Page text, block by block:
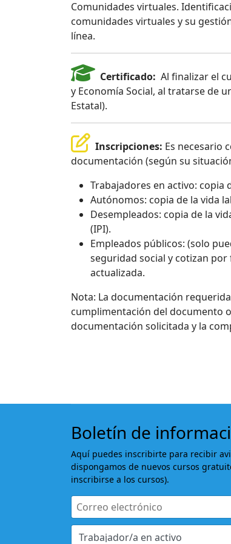
Comunidades virtuales.
comunidades virtuales y su
línea.
Certificado: Al finalizar el
y Economía Social, al tratarse de
Estatal).
Inscripciones: Es necesario
documentación (según su
Trabajadores en activo: copia
Autónomos: copia de la vida
Desempleados: copia de la
(IPI).
Empleados públicos: (solo
seguridad social y cotizan
actualizada.
Nota: La documentación
cumplimentación del documento
documentación solicitada y la
Boletín de
Aquí puedes inscribirte para recibir
dispongamos de nuevos cursos
inscribirse a los cursos).